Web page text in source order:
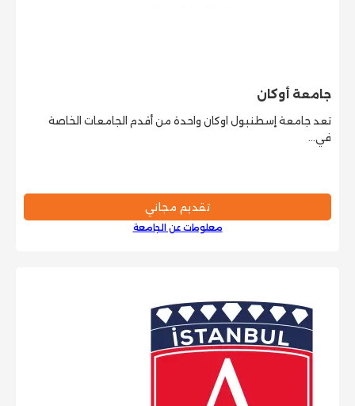
جامعة أوكان
تعد جامعة إسطنبول اوكان واحدة من أقدم الجامعات الخاصة
في…
تقديم مجاني
معلومات عن الجامعة